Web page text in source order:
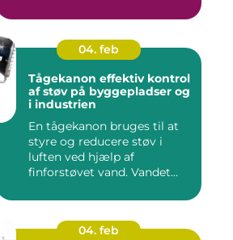
04. feb
Tågekanon effektiv kontrol
af støv på byggepladser og
i industrien
En tågekanon bruges til at
styre og reducere støv i
luften ved hjælp af
finforstøvet vand. Vandet
04. feb